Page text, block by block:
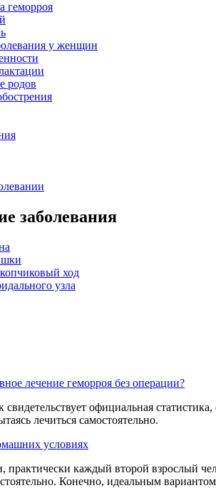
геморроя
у женщин
родов
заболевания
ход
узла
лечение геморроя без операции?
свидетельствует официальная
лечиться самостоятельно.
условиях
практически каждый второй взрослый
Конечно, идеальным